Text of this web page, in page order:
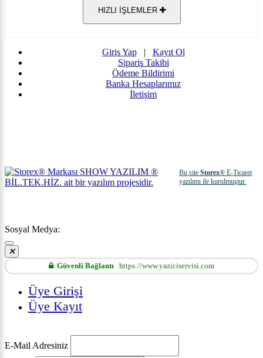
HIZLI İŞLEMLER
Giriş Yap| Kayıt Ol
Sipariş Takibi
Ödeme Bildirimi
Banka Hesaplarımız
İletişim
Bu siteStorex® E-Ticaret
yazılımı ile kurulmuştur.
Sosyal Medya:
Güvenli Bağlantı https://www.yaziciservisi.com
Üye Girişi
Üye Kayıt
E-Mail Adresiniz